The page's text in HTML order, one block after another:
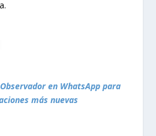
en WhatsApp para
más nuevas